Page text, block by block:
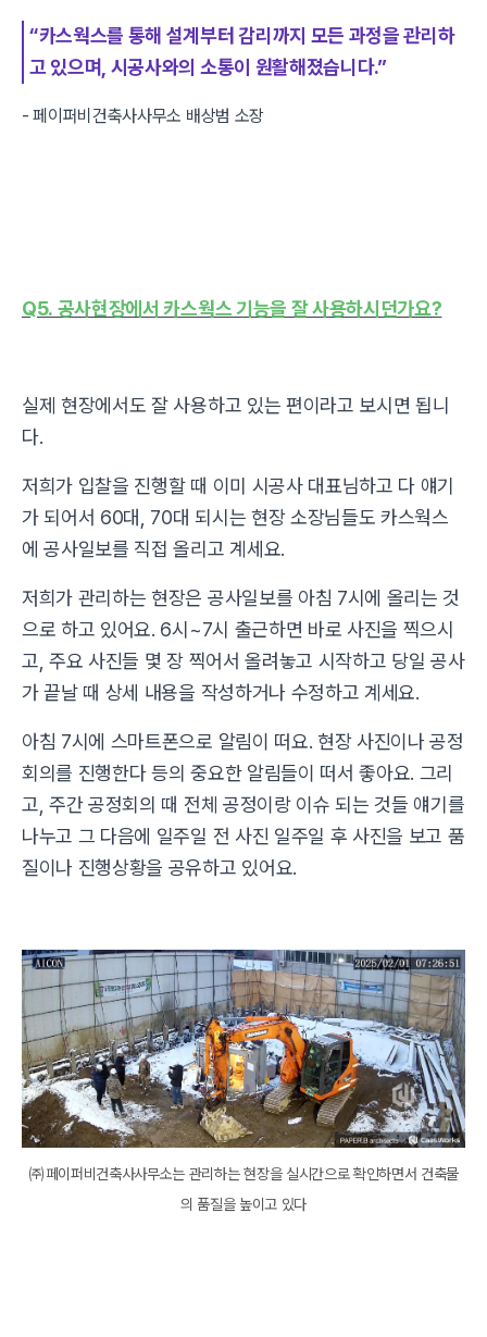
“카스웍스를 통해 설계부터 감리까지 모든 과정을 관리하
고 있으며, 시공사와의 소통이 원활해졌습니다.”
- 페이퍼비건축사사무소 배상범 소장
Q5. 공사현장에서 카스웍스 기능을 잘 사용하시던가요?
실제 현장에서도 잘 사용하고 있는 편이라고 보시면 됩니
다.
저희가 입찰을 진행할 때 이미 시공사 대표님하고 다 얘기
가 되어서 60대, 70대 되시는 현장 소장님들도 카스웍스
에 공사일보를 직접 올리고 계세요.
저희가 관리하는 현장은 공사일보를 아침 7시에 올리는 것
으로 하고 있어요. 6시~7시 출근하면 바로 사진을 찍으시
고, 주요 사진들 몇 장 찍어서 올려놓고 시작하고 당일 공사
가 끝날 때 상세 내용을 작성하거나 수정하고 계세요.
아침 7시에 스마트폰으로 알림이 떠요. 현장 사진이나 공정
회의를 진행한다 등의 중요한 알림들이 떠서 좋아요. 그리
고, 주간 공정회의 때 전체 공정이랑 이슈 되는 것들 얘기를
나누고 그 다음에 일주일 전 사진 일주일 후 사진을 보고 품
질이나 진행상황을 공유하고 있어요.
㈜페이퍼비건축사사무소는 관리하는 현장을 실시간으로 확인하면서 건축물
의 품질을 높이고 있다